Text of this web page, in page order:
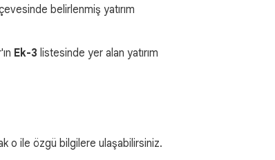
belirlenmiş yatırım
Ek-3 listesinde yer alan yatırım
o ile özgü bilgilere ulaşabilirsiniz.